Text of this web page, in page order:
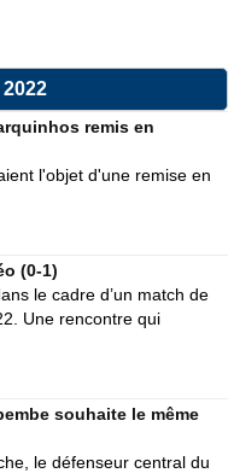
remis en
l'objet d'une remise en
(0-1)
le cadre d’un match de
Une rencontre qui
souhaite le même
le défenseur central du